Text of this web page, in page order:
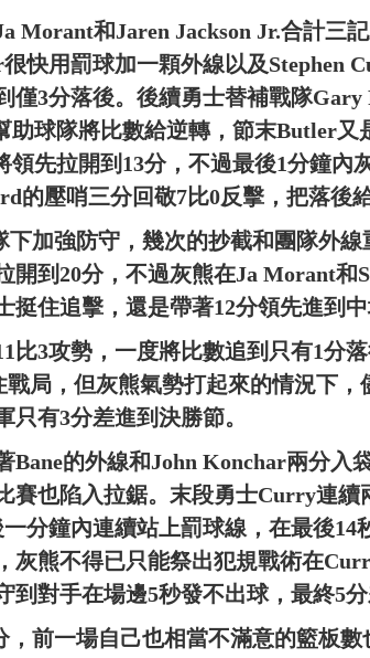
Morant和Jaren Jackson Jr.合計三
快用罰球加一顆外線以及Stephen
僅3分落後。後續勇士替補戰隊Gary
助球隊將比數給逆轉，節末Butler又
領先拉開到13分，不過最後1分鐘內
的壓哨三分回敬7比0反擊，把落後
加強防守，幾次的抄截和團隊外
開到20分，不過灰熊在Ja Morant和
挺住追擊，還是帶著12分領先進到中
比3攻勢，一度將比數追到只有1分
局，但灰熊氣勢打起來的情況下
有3分差進到決勝節。
Bane的外線和John Konchar兩分入
賽也陷入拉鋸。末段勇士Curry連續
分鐘內連續站上罰球線，在最後14
灰熊不得已只能祭出犯規戰術在
到對手在場邊5秒發不出球，最終5分
前一場自己也相當不滿意的籃板數